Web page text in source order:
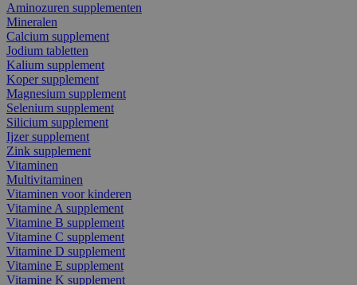
Aminozuren supplementen
Mineralen
Calcium supplement
Jodium tabletten
Kalium supplement
Koper supplement
Magnesium supplement
Selenium supplement
Silicium supplement
Ijzer supplement
Zink supplement
Vitaminen
Multivitaminen
Vitaminen voor kinderen
Vitamine A supplement
Vitamine B supplement
Vitamine C supplement
Vitamine D supplement
Vitamine E supplement
Vitamine K supplement